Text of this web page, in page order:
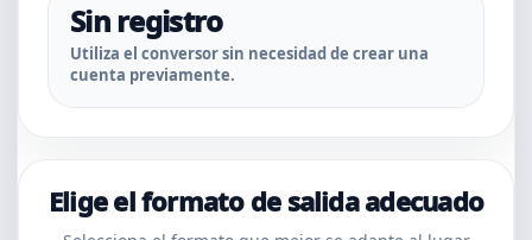
Sin registro
Utiliza el conversor sin necesidad de crear una
cuenta previamente.
Elige el formato de salida adecuado